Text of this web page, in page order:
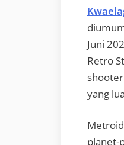
Juni
Retro
yang
planet-